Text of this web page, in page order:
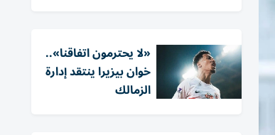
«لا يحترمون اتفاقنا»..
خوان بيزيرا ينتقد إدارة
الزمالك